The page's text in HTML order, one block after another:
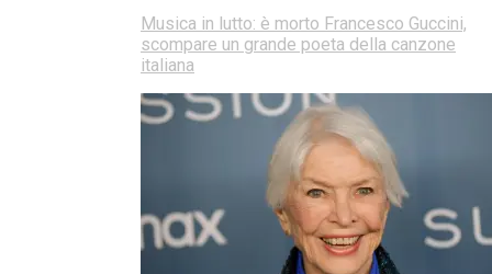
Musica in lutto: è morto Francesco Guccini,
scompare un grande poeta della canzone
italiana